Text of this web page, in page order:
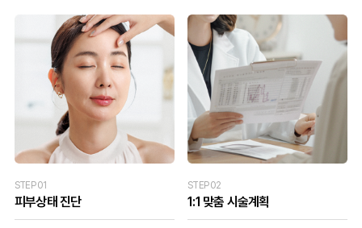
STEP 01
피부상태 진단
STEP 02
1:1 맞춤 시술계획